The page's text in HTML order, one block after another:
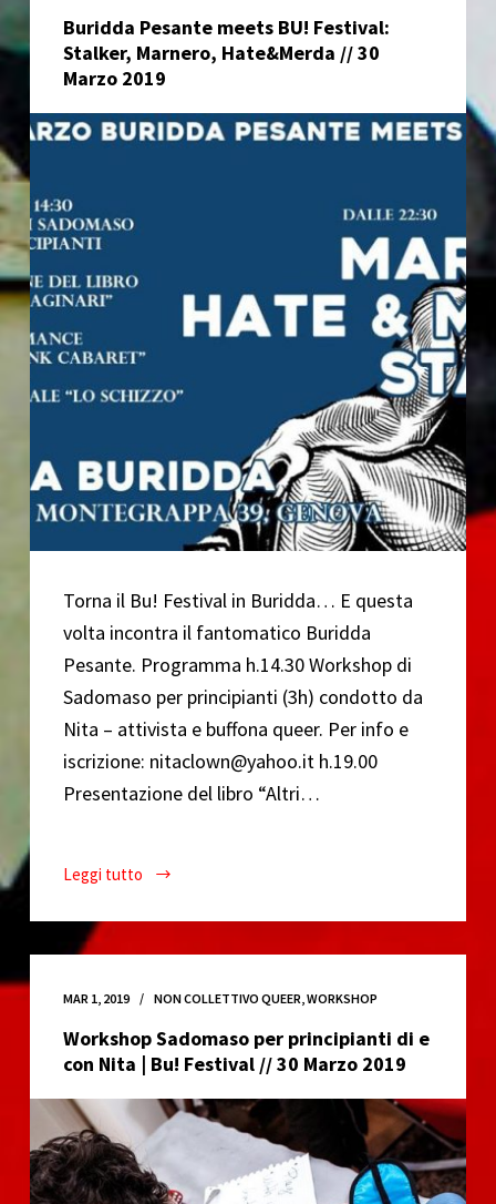
15
Giugno
2019
Buridda Pesante meets BU! Festival:
Stalker, Marnero, Hate&Merda // 30
Marzo 2019
Torna il Bu! Festival in Buridda… E questa
volta incontra il fantomatico Buridda
Pesante. Programma h.14.30 Workshop di
Sadomaso per principianti (3h) condotto da
Nita – attivista e buffona queer. Per info e
iscrizione: nitaclown@yahoo.it h.19.00
Presentazione del libro “Altri…
Leggi tutto
Buridda
Festival:
Marnero,
Hate&Merda
//
Marzo
2019
MAR 1, 2019 NON COLLETTIVO QUEER WORKSHOP
Workshop Sadomaso per principianti di e
con Nita | Bu! Festival // 30 Marzo 2019